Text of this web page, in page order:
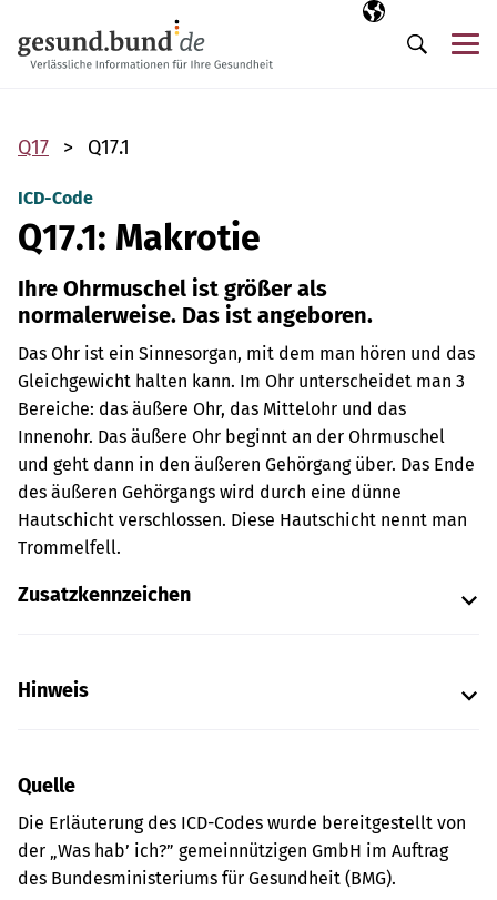
Ausgewählte
DE
Suche
Q17 Q17.1
ICD-Code
Q17.1: Makrotie
Ihre Ohrmuschel ist größer als
normalerweise. Das ist angeboren.
Das Ohr ist ein Sinnesorgan, mit dem man hören und das
Gleichgewicht halten kann. Im Ohr unterscheidet man 3
Bereiche: das äußere Ohr, das Mittelohr und das
Innenohr. Das äußere Ohr beginnt an der Ohrmuschel
und geht dann in den äußeren Gehörgang über. Das Ende
des äußeren Gehörgangs wird durch eine dünne
Hautschicht verschlossen. Diese Hautschicht nennt man
Trommelfell.
Zusatzkennzeichen
Hinweis
Quelle
Die Erläuterung des ICD-Codes wurde bereitgestellt von
der „Was hab’ ich?” gemeinnützigen GmbH im Auftrag
des Bundesministeriums für Gesundheit (BMG).